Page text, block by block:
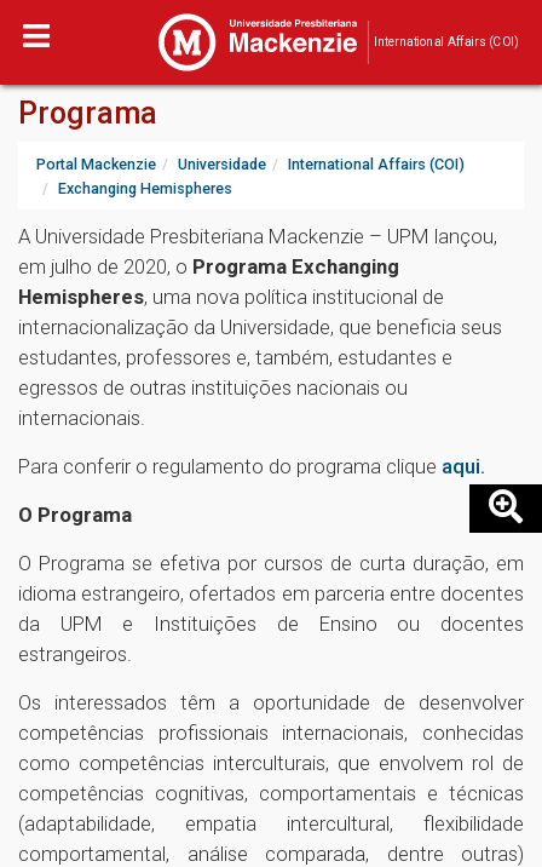
International Affairs (COI)
Programa
Portal Mackenzie Universidade
International Affairs (COI)
Exchanging Hemispheres
A Universidade Presbiteriana Mackenzie – UPM lançou,
em julho de 2020, o Programa Exchanging
Hemispheres, uma nova política institucional de
internacionalização da Universidade, que beneficia seus
estudantes, professores e, também, estudantes e
egressos de outras instituições nacionais ou
internacionais.
Para conferir o regulamento do programa clique aqui.
O Programa
O Programa se efetiva por cursos de curta duração, em
idioma estrangeiro, ofertados em parceria entre docentes
da UPM e Instituições de Ensino ou docentes
estrangeiros.
Os interessados têm a oportunidade de desenvolver
competências profissionais internacionais, conhecidas
como competências interculturais, que envolvem rol de
competências cognitivas, comportamentais e técnicas
(adaptabilidade, empatia intercultural, flexibilidade
comportamental, análise comparada, dentre outras)